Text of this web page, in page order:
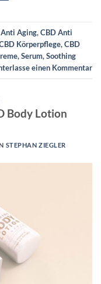
Anti Aging,CBD Anti
Körperpflege,CBD
,Serum,Soothing
einen Kommentar
Body Lotion
STEPHAN ZIEGLER